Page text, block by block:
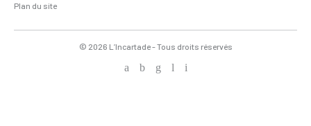
Plan du site
© 2026 L’Incartade - Tous droits réservés